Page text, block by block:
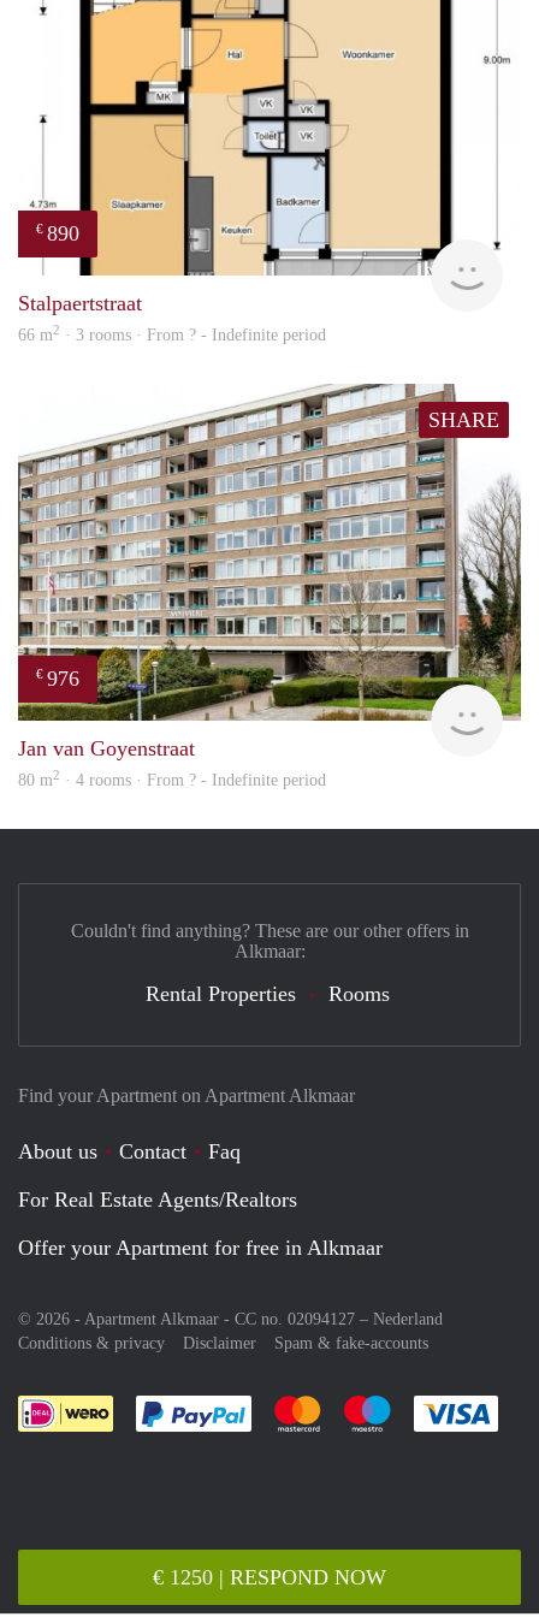
€ 1250 | RESPOND NOW
€ 890
Stalpaertstraat
66 m2 · 3 rooms · From ? - Indefinite period
SHARE
€ 976
Jan van Goyenstraat
80 m2 · 4 rooms · From ? - Indefinite period
Find your Apartment on Apartment Alkmaar
About us Contact
Faq
For Real Estate Agents/Realtors
Offer your Apartment for free in Alkmaar
© 2026 - Apartment Alkmaar - CC no. 02094127 – Nederland
Conditions & privacy
Disclaimer Spam & fake-accounts
Pay easily with :payment method
Pay easily with :payment
Pay easily with
Couldn't find anything? These are our other offers in
Alkmaar:
Rental Properties Rooms